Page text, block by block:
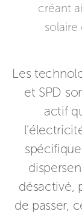
créant
Les
et SPD
actif
désactivé,
de passer,